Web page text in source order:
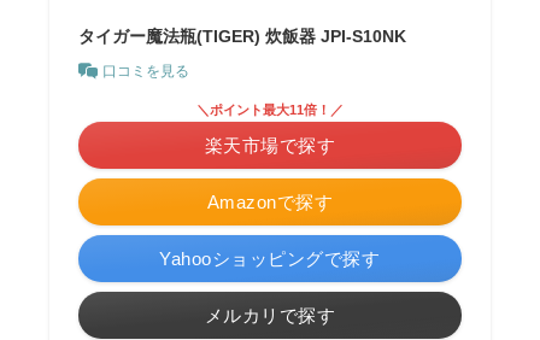
タイガー魔法瓶(TIGER) 炊飯器 JPI-S10NK
口コミを見る
Amazonで探す
＼ポイント最大11倍！／
楽天市場で探す
Yahooショッピングで探す
メルカリで探す